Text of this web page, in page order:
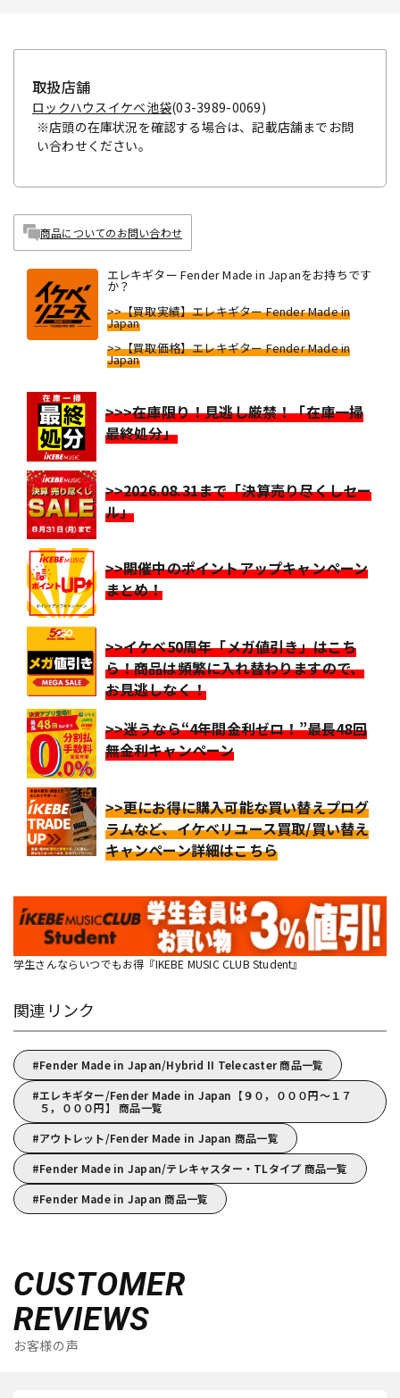
取扱店舗
ロックハウスイケベ池袋(03-3989-0069)
※店頭の在庫状況を確認する場合は、記載店舗までお問
い合わせください。
商品についてのお問い合わせ
エレキギター Fender Made in Japanをお持ちです
か？
>>【買取実績】エレキギター Fender Made in
Japan
>>【買取価格】エレキギター Fender Made in
Japan
>>>在庫限り！見逃し厳禁！「在庫一掃
最終処分」
>>2026.08.31まで「決算売り尽くしセー
ル」
>>開催中のポイントアップキャンペーン
まとめ！
>>イケベ50周年「メガ値引き」はこち
ら！商品は頻繁に入れ替わりますので、
お見逃しなく！
>>迷うなら“4年間金利ゼロ！”最長48回
無金利キャンペーン
>>更にお得に購入可能な買い替えプログ
ラムなど、イケベリユース買取/買い替え
キャンペーン詳細はこちら
学生さんならいつでもお得『IKEBE MUSIC CLUB Student』
関連リンク
Fender Made in Japan/Hybrid II Telecaster 商品一覧
エレキギター/Fender Made in Japan【９０，０００円～１７
５，０００円】 商品一覧
アウトレット/Fender Made in Japan 商品一覧
Fender Made in Japan/テレキャスター・TLタイプ 商品一覧
Fender Made in Japan 商品一覧
CUSTOMER
REVIEWS
お客様の声